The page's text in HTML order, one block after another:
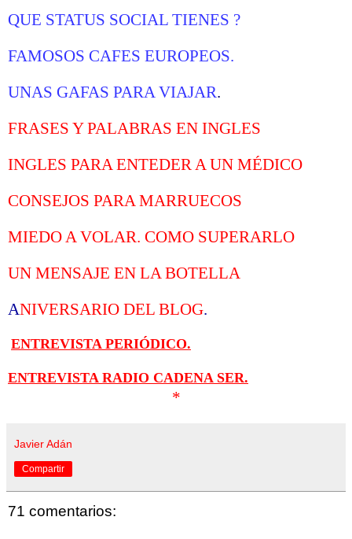
QUE STATUS SOCIAL TIENES ?
FAMOSOS CAFES EUROPEOS.
UNAS GAFAS PARA VIAJAR.
FRASES Y PALABRAS EN INGLES
INGLES PARA ENTEDER A UN MÉDICO
CONSEJOS PARA MARRUECOS
MIEDO A VOLAR. COMO SUPERARLO
UN MENSAJE EN LA BOTELLA
ANIVERSARIO DEL BLOG.
ENTREVISTA PERIÓDICO.
ENTREVISTA RADIO CADENA SER.
*
Javier Adán
Compartir
71 comentarios: